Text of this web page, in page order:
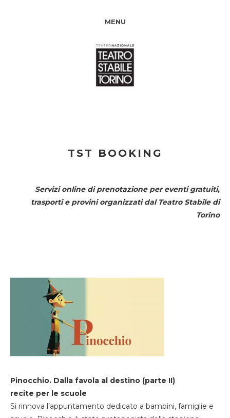
MENU
TST BOOKING
Servizi online di prenotazione per eventi gratuiti,
trasporti e provini organizzati dal Teatro Stabile di
Torino
Pinocchio. Dalla favola al destino (parte II)
recite per le scuole
Si rinnova l’appuntamento dedicato a bambini, famiglie e